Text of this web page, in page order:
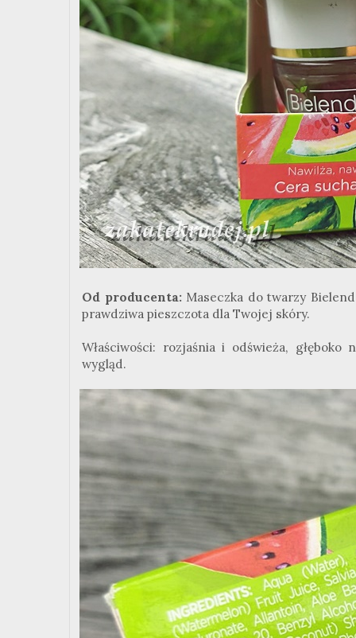
Od producenta: Maseczka do twarzy
prawdziwa pieszczota dla Twojej skóry.
Właściwości: rozjaśnia i odświeża,
wygląd.